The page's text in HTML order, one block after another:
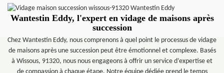
Wantestin Eddy, l'expert en vidage de maisons après
succession
Chez Wantestin Eddy, nous comprenons à quel point le processus de vidage
de maisons après une succession peut être émotionnel et complexe. Basés
à Wissous, 91320, nous nous engageons à offrir un service d’expertise et